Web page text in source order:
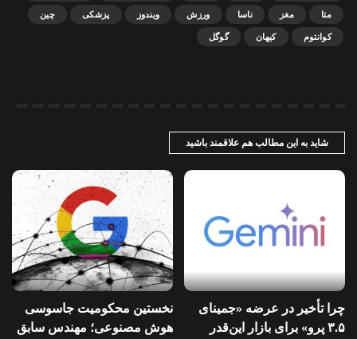
متا مغز ناسا ورزش ویندوز پزشکی چین
کوانتوم کیهان گوگل
شاید به این مطالب هم علاقمند باشید
چرا تأخیر در عرضه «جمینای
۳.۵ پرو» برای بازار این‌قدر
نخستین محکومیت جاسوسی
هوش مصنوعی؛ مهندس سابق